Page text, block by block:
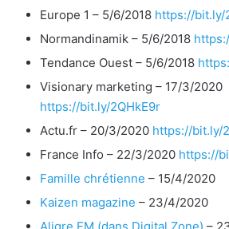
Europe 1 – 5/6/2018 https://bit.ly/
Normandinamik – 5/6/2018
Tendance Ouest – 5/6/2018
Visionary marketing – 17/3/2020
https://bit.ly/2QHkE9r
Actu.fr – 20/3/2020 https://bit.ly/
France Info – 22/3/2020 https://
Famille chrétienne – 15/4/2020
Kaizen magazine – 23/4/2020